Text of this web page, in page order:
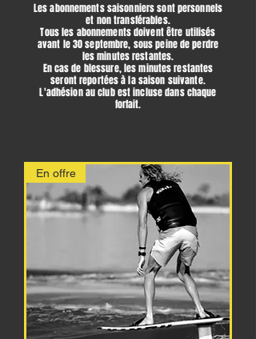
Les abonnements saisonniers sont personnels
et non transférables.
Tous les abonnements doivent être utilisés
avant le 30 septembre, sous peine de perdre
les minutes restantes.
En cas de blessure, les minutes restantes
seront reportées à la saison suivante.
L'adhésion au club est incluse dans chaque
forfait.
En offre